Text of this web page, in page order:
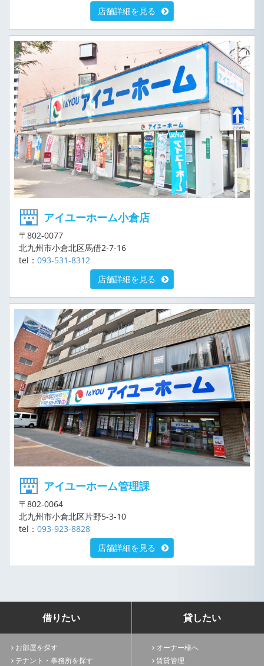
店舗詳細を見る
アイユーホーム小倉店
〒802-0077
北九州市小倉北区馬借2-7-16
tel： 093-531-8312
店舗詳細を見る
アイユーホーム管理課
〒802-0064
北九州市小倉北区片野5-3-10
tel： 093-923-8828
店舗詳細を見る
借りたい
お部屋を探す
テナント・事務所を探す
貸したい
オーナー様へ
賃貸管理